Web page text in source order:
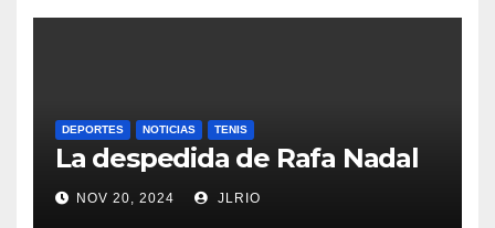
DEPORTES NOTICIAS TENIS
La despedida de Rafa Nadal
NOV 20, 2024 JLRIO